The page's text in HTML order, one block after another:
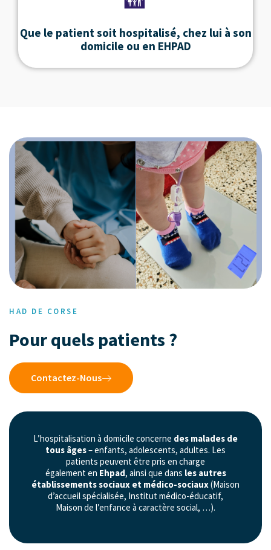
Que le patient soit hospitalisé, chez lui à son
domicile ou en EHPAD
HAD DE CORSE
Pour quels patients ?
Contactez-Nous
L’hospitalisation à domicile concerne des malades de
tous âges– enfants, adolescents, adultes. Les
patients peuvent être pris en charge
également en Ehpad, ainsi que dans les autres
établissements sociaux et médico-sociaux(Maison
d’accueil spécialisée, Institut médico-éducatif,
Maison de l’enfance à caractère social, …).